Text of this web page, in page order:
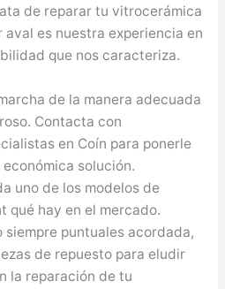
de reparar tu vitrocerámica
aval es nuestra experiencia en
que nos caracteriza.
de la manera adecuada
Contacta con
en Coín para ponerle
solución.
uno de los modelos de
qué hay en el mercado.
puntuales acordada,
de repuesto para eludir
la reparación de tu